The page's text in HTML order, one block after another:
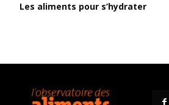
Les aliments pour s’hydrater